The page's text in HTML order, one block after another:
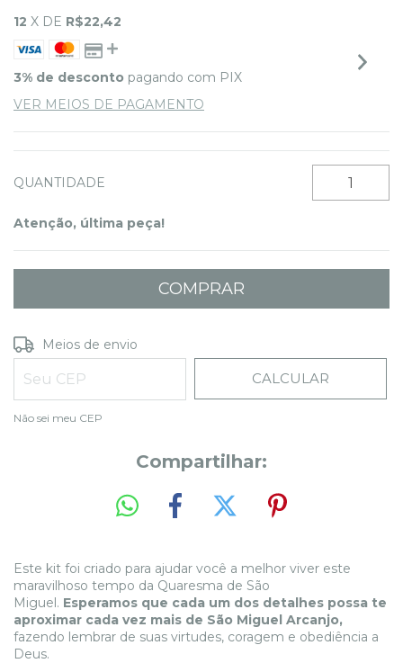
12 X DE R$22,42
3% de desconto pagando com PIX
VER MEIOS DE PAGAMENTO
QUANTIDADE
Atenção, última peça!
Entregas para o CEP:
Meios de envio
CALCULAR
Não sei meu CEP
Compartilhar:
Este kit foi criado para ajudar você a melhor viver este
maravilhoso tempo da Quaresma de São
Miguel. Esperamos que cada um dos detalhes possa te
aproximar cada vez mais de São Miguel Arcanjo,
fazendo lembrar de suas virtudes, coragem e obediência a
Deus.